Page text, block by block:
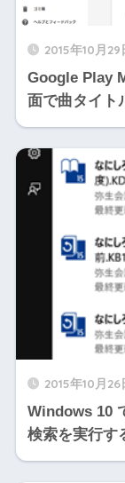
2015年10月29
Google Play
面で曲タイト
2015年10月26
Windows 10
検索を実行す